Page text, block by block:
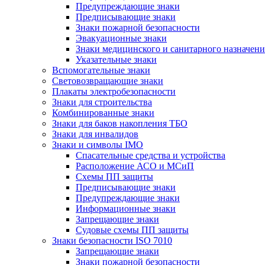
Предупреждающие знаки
Предписывающие знаки
Знаки пожарной безопасности
Эвакуационные знаки
Знаки медицинского и санитарного
Указательные знаки
Вспомогательные знаки
Световозвращающие знаки
Плакаты электробезопасности
Знаки для строительства
Комбинированные знаки
Знаки для баков накопления ТБО
Знаки для инвалидов
Знаки и символы IMO
Спасательные средства и устройства
Расположение АСО и МСиП
Схемы ПП защиты
Предписывающие знаки
Предупреждающие знаки
Информационные знаки
Запрещающие знаки
Судовые схемы ПП защиты
Знаки безопасности ISO 7010
Запрещающие знаки
Знаки пожарной безопасности